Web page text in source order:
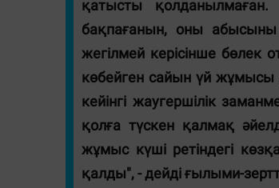
қатысты
бақпағанын, оны абысыны
жегілмей керісінше бөлек
көбейген сайын үй жұмысы
кейінгі жаугершілік
қолға түскен қалмақ
жұмыс күші ретіндегі
қалды", - дейді ғылыми-